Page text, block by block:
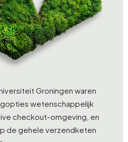
Groningen waren
wetenschappelijk
checkout-omgeving, en
de gehele verzendketen